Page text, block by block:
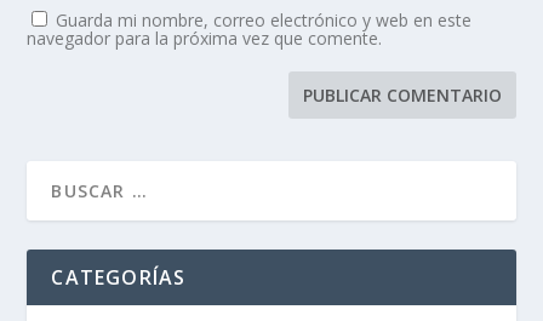
Guarda mi nombre, correo electrónico y web en este
navegador para la próxima vez que comente.
CATEGORÍAS